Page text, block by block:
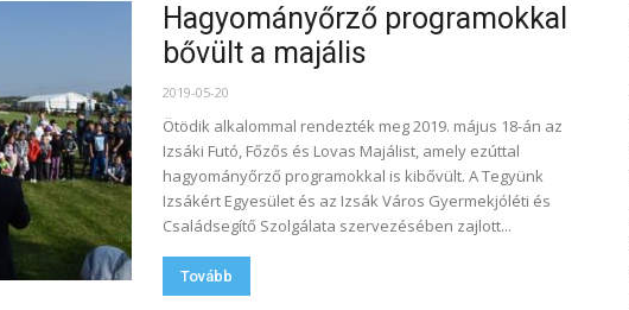
Hagyományőrző programokkal
bővült a majális
2019-05-20
Ötödik alkalommal rendezték meg 2019. május 18-án az
Izsáki Futó, Főzős és Lovas Majálist, amely ezúttal
hagyományőrző programokkal is kibővült. A Tegyünk
Izsákért Egyesület és az Izsák Város Gyermekjóléti és
Családsegítő Szolgálata szervezésében zajlott...
Tovább